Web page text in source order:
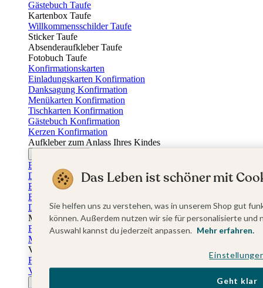
Gästebuch Taufe
Kartenbox Taufe
Willkommensschilder Taufe
Sticker Taufe
Absenderaufkleber Taufe
Fotobuch Taufe
Konfirmationskarten
Einladungskarten Konfirmation
Danksagung Konfirmation
Menükarten Konfirmation
Tischkarten Konfirmation
Gästebuch Konfirmation
Kerzen Konfirmation
Aufkleber zum Anlass Ihres Kindes
Einladungskarten Firmung
Dankeskarten Firmung
Einschulungskarten
Einladungskarten Einschulung
Danksagung Einschulung
Muttertag
Fotogeschenke Muttertag
Muttertagskarten
Vatertag
Fotogeschenke Vatertag
Vatertagskarten
Das Leben ist schöner mit
Sie helfen uns zu verstehen, was in unserem Shop gut
können. Außerdem nutzen wir sie für personalisierte
Auswahl kannst du jederzeit anpassen. Mehr erfahren.
Geht klar